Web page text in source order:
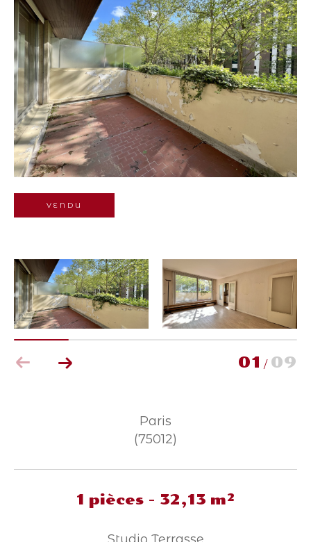
VENDU
01 / 09
Paris
(75012)
1 pièces - 32,13 m²
Studio Terrasse
Budget
Pièces
1 2 3 4 5+
Localisation
Surface
CRITÈRES
Parking Terrasse Piscine
FILTRER PAR